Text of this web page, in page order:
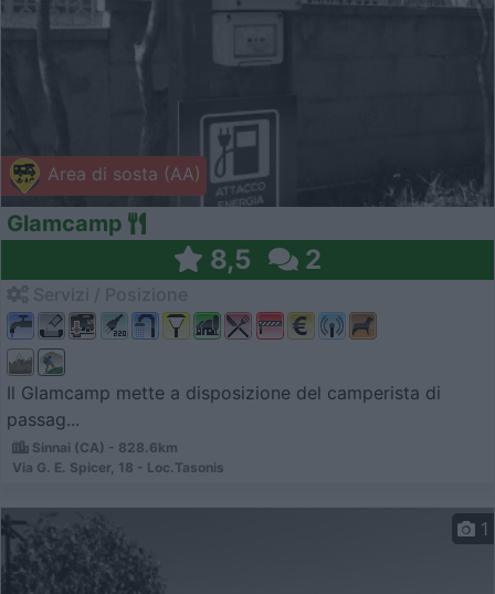
Area di sosta (AA)
Glamcamp
8,5 2
Il Glamcamp mette a disposizione del camperista di
passag...
Sinnai (CA) - 828.6km
Via G. E. Spicer, 18 - Loc.Tasonis
1